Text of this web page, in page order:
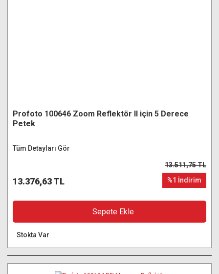
Profoto 100646 Zoom Reflektör II için 5 Derece
Petek
Tüm Detayları Gör
13.376,63 TL
13.511,75 TL
%1 İndirim
Sepete Ekle
Stokta Var